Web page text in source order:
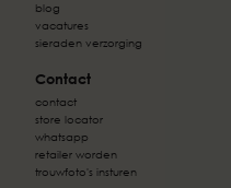
blog
vacatures
sieraden verzorging
Contact
contact
store locator
whatsapp
retailer worden
trouwfoto's insturen